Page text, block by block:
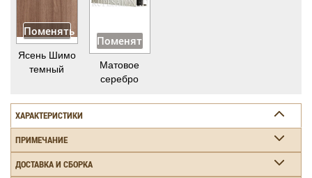
Поменять
Ясень Шимо
темный
Поменять
Матовое
серебро
ХАРАКТЕРИСТИКИ
ПРИМЕЧАНИЕ
ДОСТАВКА И СБОРКА